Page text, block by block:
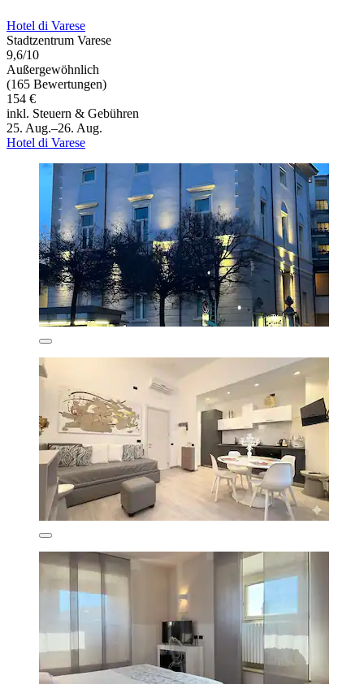
Hotel di Varese
Stadtzentrum Varese
9,6/10
Außergewöhnlich
(165 Bewertungen)
154 €
inkl. Steuern & Gebühren
25. Aug.–26. Aug.
Hotel di Varese